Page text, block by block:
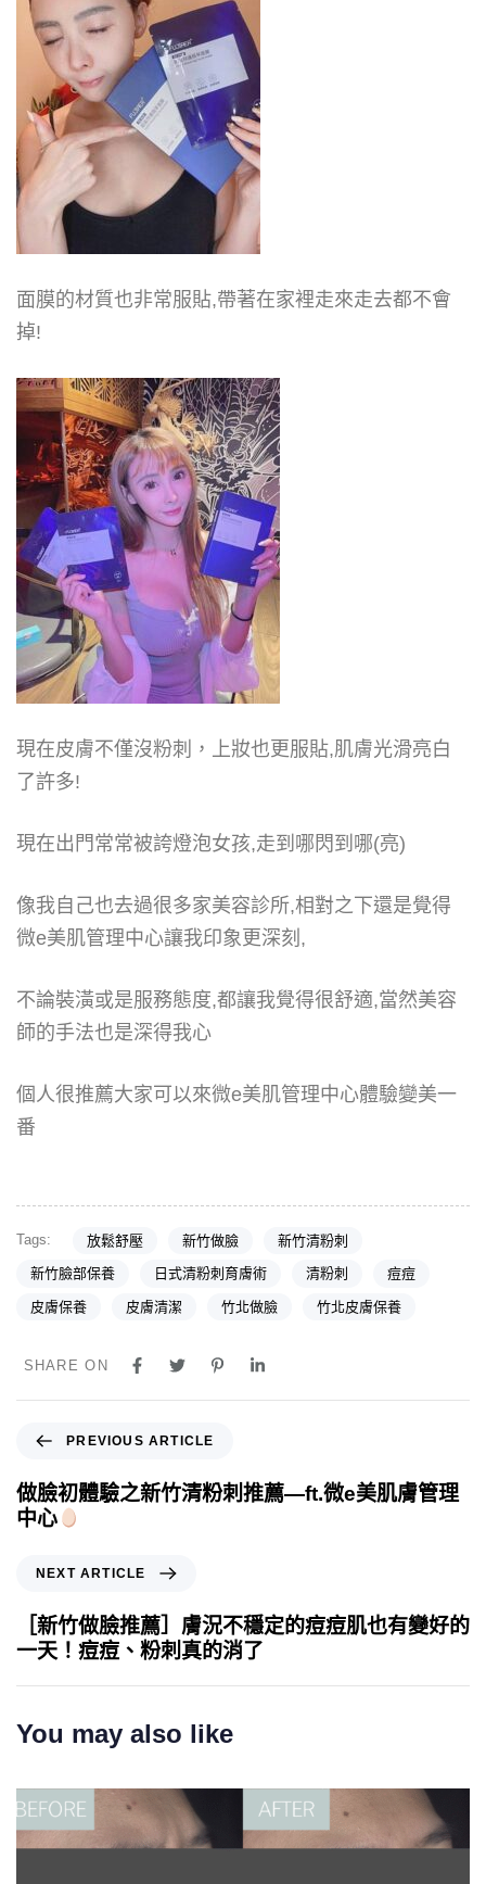
面膜的材質也非常服貼,帶著在家裡走來走去都不會
掉!
現在皮膚不僅沒粉刺，上妝也更服貼,肌膚光滑亮白
了許多!
現在出門常常被誇燈泡女孩,走到哪閃到哪(亮)
像我自己也去過很多家美容診所,相對之下還是覺得
微e美肌管理中心讓我印象更深刻,
不論裝潢或是服務態度,都讓我覺得很舒適,當然美容
師的手法也是深得我心
個人很推薦大家可以來微e美肌管理中心體驗變美一
番
Tags: 放鬆舒壓 新竹做臉 新竹清粉刺
新竹臉部保養 日式清粉刺育膚術 清粉刺 痘痘
皮膚保養 皮膚清潔 竹北做臉 竹北皮膚保養
SHARE ON
PREVIOUS ARTICLE
做臉初體驗之新竹清粉刺推薦—ft.微e美肌膚管理
中心
NEXT ARTICLE
［新竹做臉推薦］膚況不穩定的痘痘肌也有變好的
一天！痘痘、粉刺真的消了
You may also like